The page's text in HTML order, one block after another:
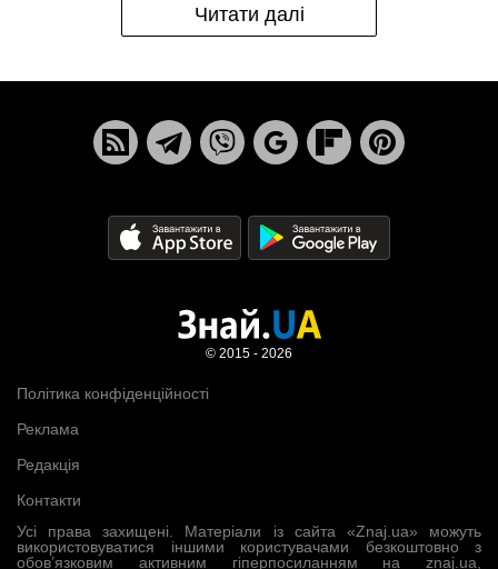
Читати далі
Усі права захищені. Матеріали із сайта «Znaj.ua» можуть
використовуватися іншими користувачами безкоштовно з
обов’язковим активним гіперпосиланням на znaj.ua,
Політика конфіденційності
Реклама
Редакція
Контакти
© 2015 - 2026